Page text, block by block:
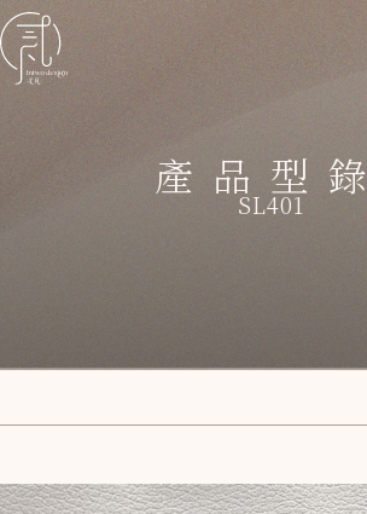
產品型錄
SL401